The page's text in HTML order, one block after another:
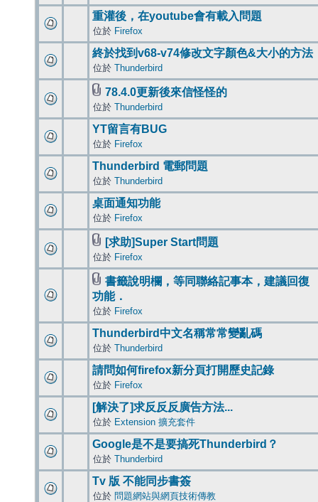
重灌後，在youtube會有載入問題
位於 Firefox
終於找到v68-v74修改文字顏色&大小的方法
位於 Thunderbird
78.4.0更新後來信怪怪的
位於 Thunderbird
YT留言有BUG
位於 Firefox
Thunderbird 電郵問題
位於 Thunderbird
桌面通知功能
位於 Firefox
[求助]Super Start問題
位於 Firefox
書籤說明欄，等同聯絡記事本，建議回復
功能．
位於 Firefox
Thunderbird中文名稱常常變亂碼
位於 Thunderbird
請問如何firefox新分頁打開歷史記錄
位於 Firefox
[解決了]求反反反廣告方法...
位於 Extension 擴充套件
Google是不是要搞死Thunderbird？
位於 Thunderbird
Tv 版 不能同步書簽
位於 問題網站與網頁技術傳教